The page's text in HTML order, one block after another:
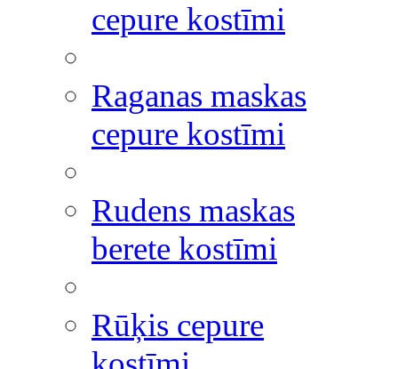
cepure kostīmi
Raganas maskas
cepure kostīmi
Rudens maskas
berete kostīmi
Rūķis cepure